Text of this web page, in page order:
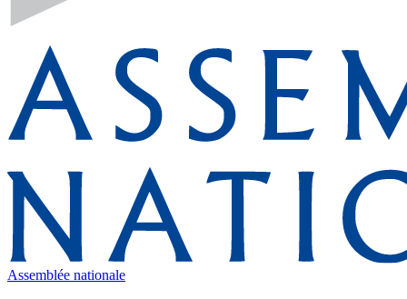
Assemblée nationale